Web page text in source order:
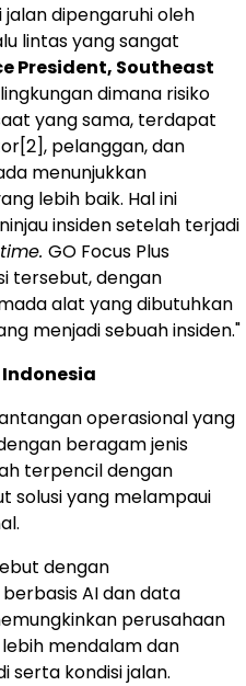
dipengaruhi oleh
lintas yang sangat
President, Southeast
dimana risiko
yang sama, terdapat
[2], pelanggan, dan
menunjukkan
lebih baik. Hal ini
insiden setelah terjadi
GO Focus Plus
tersebut, dengan
alat yang dibutuhkan
menjadi sebuah insiden."
operasional yang
beragam jenis
terpencil dengan
solusi yang melampaui
dengan
AI dan data
perusahaan
mendalam dan
serta kondisi jalan.